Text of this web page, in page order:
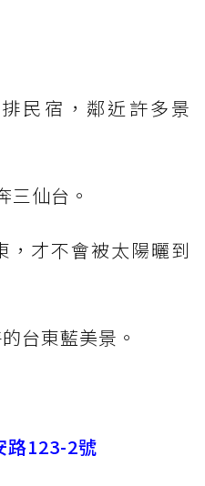
民宿，鄰近許多景
三仙台。
，才不會被太陽曬到
台東藍美景。
路123-2號